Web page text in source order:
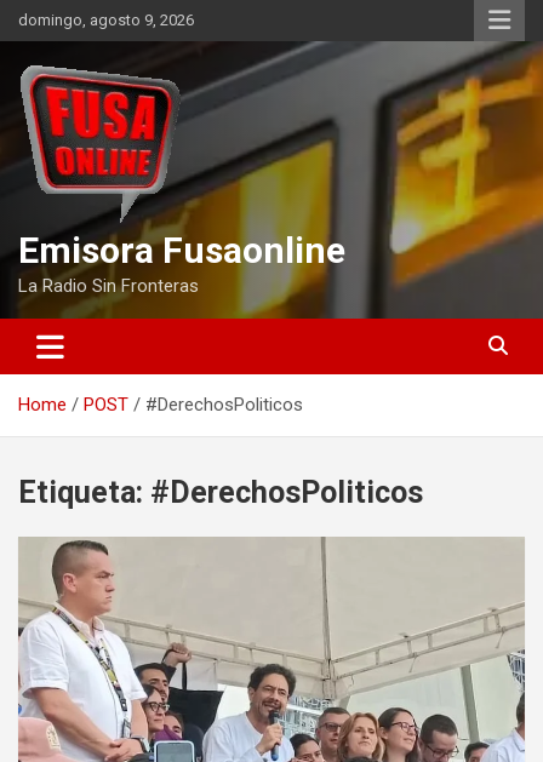
Skip
to
content
domingo, agosto 9, 2026
Emisora Fusaonline
La Radio Sin Fronteras
Home POST #DerechosPoliticos
Etiqueta: #DerechosPoliticos